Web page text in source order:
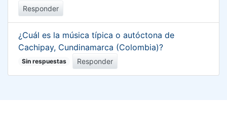
Responder
¿Cuál es la música típica o autóctona de
Cachipay, Cundinamarca (Colombia)?
Sin respuestas Responder